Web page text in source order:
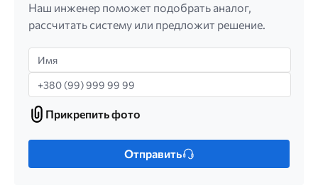
Наш инженер поможет подобрать аналог,
рассчитать систему или предложит решение.
Имя
Телефон
Прикрепить
фото
Прикрепить фото
Только
Отправить